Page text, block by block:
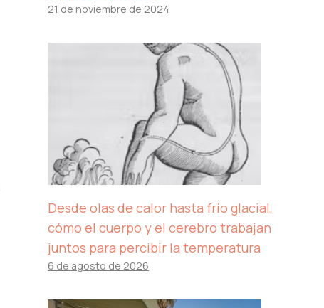
21 de noviembre de 2024
Desde olas de calor hasta frío glacial,
cómo el cuerpo y el cerebro trabajan
juntos para percibir la temperatura
6 de agosto de 2026